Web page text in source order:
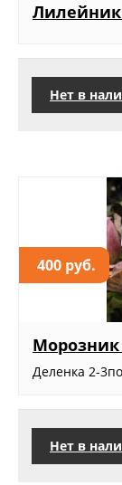
Нет в
400 руб.
Деленка 2-
Нет в